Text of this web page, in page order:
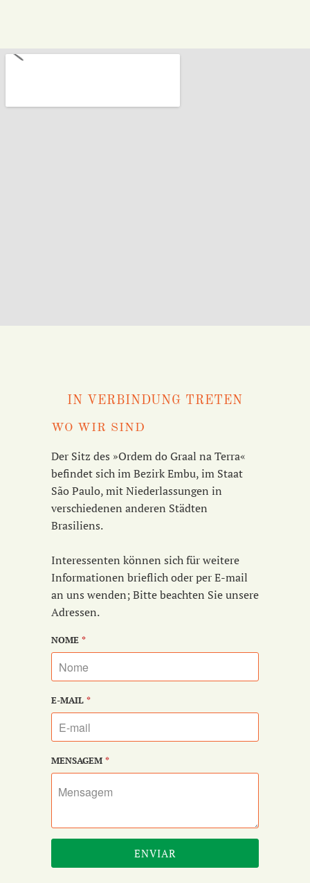
IN VERBINDUNG TRETEN
WO WIR SIND
Der Sitz des »Ordem do Graal na Terra«
befindet sich im Bezirk Embu, im Staat
São Paulo, mit Niederlassungen in
verschiedenen anderen Städten
Brasiliens.
Interessenten können sich für weitere
Informationen brieflich oder per E-mail
an uns wenden; Bitte beachten Sie unsere
Adressen.
NOME *
E-MAIL *
MENSAGEM *